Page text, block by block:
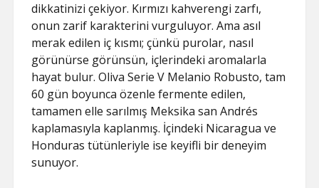
dikkatinizi çekiyor. Kırmızı kahverengi zarfı,
onun zarif karakterini vurguluyor. Ama asıl
merak edilen iç kısmı; çünkü purolar, nasıl
görünürse görünsün, içlerindeki aromalarla
hayat bulur. Oliva Serie V Melanio Robusto, tam
60 gün boyunca özenle fermente edilen,
tamamen elle sarılmış Meksika san Andrés
kaplamasıyla kaplanmış. İçindeki Nicaragua ve
Honduras tütünleriyle ise keyifli bir deneyim
sunuyor.